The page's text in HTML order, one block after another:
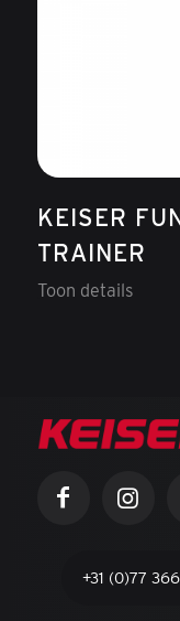
KEISER
TRAINER
Toon details
+31 (0)77